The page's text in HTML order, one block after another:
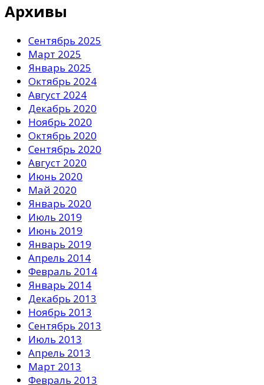
Архивы
Сентябрь 2025
Март 2025
Январь 2025
Октябрь 2024
Август 2024
Декабрь 2020
Ноябрь 2020
Октябрь 2020
Сентябрь 2020
Август 2020
Июнь 2020
Май 2020
Январь 2020
Июль 2019
Июнь 2019
Январь 2019
Апрель 2014
Февраль 2014
Январь 2014
Декабрь 2013
Ноябрь 2013
Сентябрь 2013
Июль 2013
Апрель 2013
Март 2013
Февраль 2013